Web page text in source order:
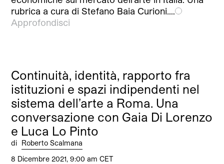
rubrica a cura di Stefano Baia Curioni.…
Approfondisci
Continuità, identità, rapporto fra
istituzioni e spazi indipendenti nel
sistema dell’arte a Roma. Una
conversazione con Gaia Di Lorenzo
e Luca Lo Pinto
di Roberto Scalmana
8 Dicembre 2021, 9:00 am CET